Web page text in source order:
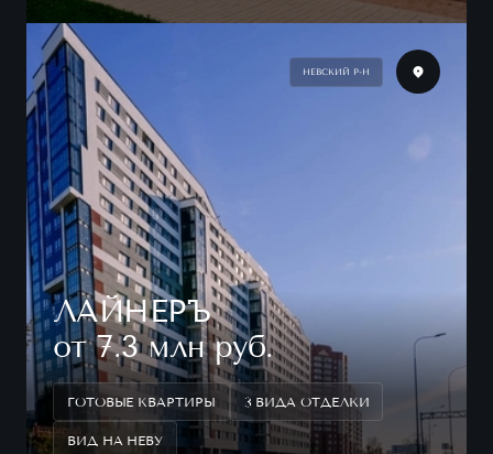
НЕВСКИЙ Р-Н
ЛАЙНЕРЪ
от 7.3 млн руб.
ГОТОВЫЕ КВАРТИРЫ 3 ВИДА ОТДЕЛКИ
ВИД НА НЕВУ